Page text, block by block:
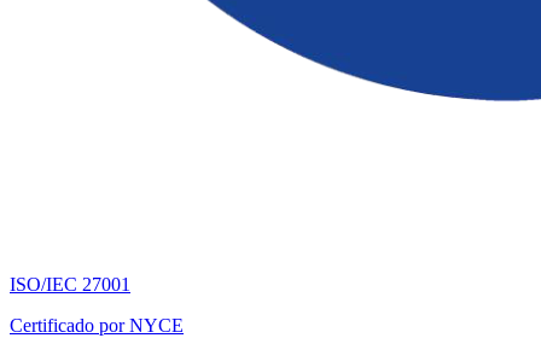
ISO/IEC 27001
Certificado por NYCE